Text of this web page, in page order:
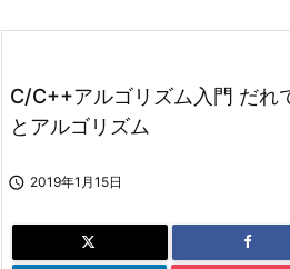
C/C++アルゴリズム入門 だれ
とアルゴリズム
 2019年1月15日